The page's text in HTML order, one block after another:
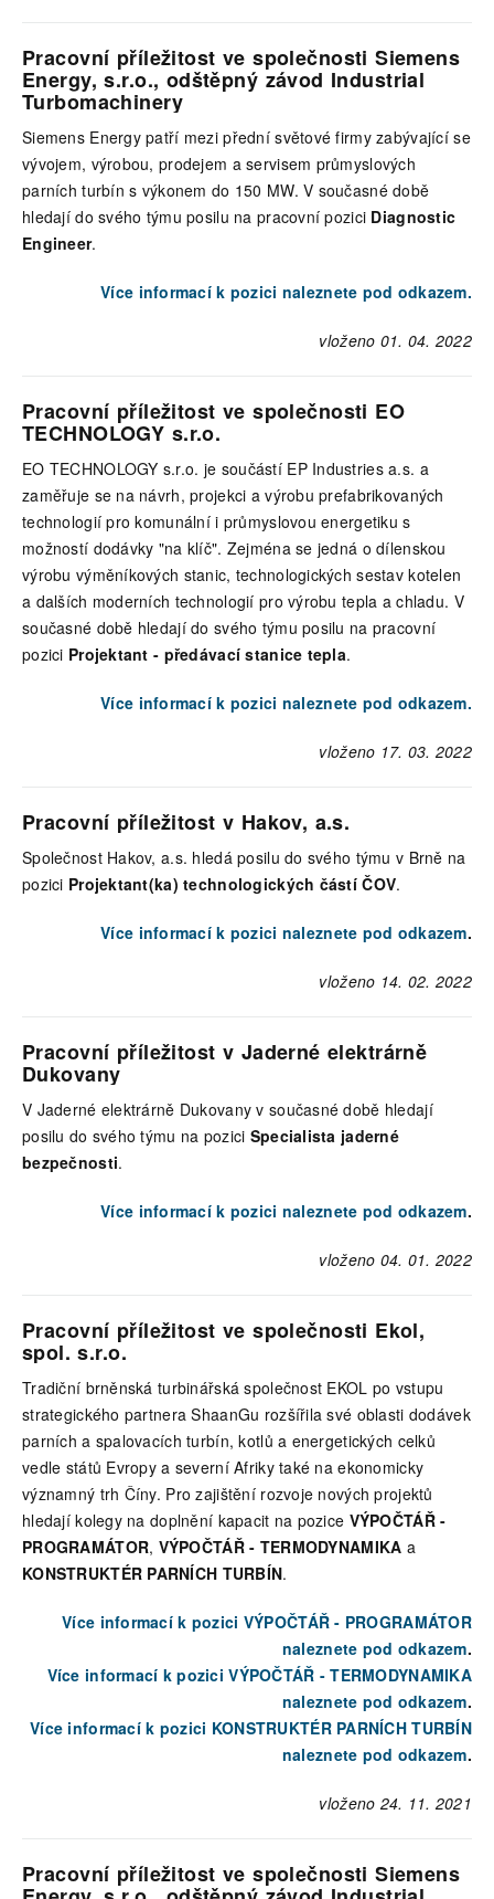
Pracovní příležitost ve společnosti Siemens
Energy, s.r.o., odštěpný závod Industrial
Turbomachinery
Siemens Energy patří mezi přední světové firmy zabývající se
vývojem, výrobou, prodejem a servisem průmyslových
parních turbín s výkonem do 150 MW. V současné době
hledají do svého týmu posilu na pracovní pozici Diagnostic
Engineer.
Více informací k pozici naleznete pod odkazem.
vloženo 01. 04. 2022
Pracovní příležitost ve společnosti EO
TECHNOLOGY s.r.o.
EO TECHNOLOGY s.r.o. je součástí EP Industries a.s. a
zaměřuje se na návrh, projekci a výrobu prefabrikovaných
technologií pro komunální i průmyslovou energetiku s
možností dodávky "na klíč". Zejména se jedná o dílenskou
výrobu výměníkových stanic, technologických sestav kotelen
a dalších moderních technologií pro výrobu tepla a chladu. V
současné době hledají do svého týmu posilu na pracovní
pozici Projektant - předávací stanice tepla.
Více informací k pozici naleznete pod odkazem.
vloženo 17. 03. 2022
Pracovní příležitost v Hakov, a.s.
Společnost Hakov, a.s. hledá posilu do svého týmu v Brně na
pozici Projektant(ka) technologických částí ČOV.
Více informací k pozici naleznete pod odkazem.
vloženo 14. 02. 2022
Pracovní příležitost v Jaderné elektrárně
Dukovany
V Jaderné elektrárně Dukovany v současné době hledají
posilu do svého týmu na pozici Specialista jaderné
bezpečnosti.
Více informací k pozici naleznete pod odkazem.
vloženo 04. 01. 2022
Pracovní příležitost ve společnosti Ekol,
spol. s.r.o.
Tradiční brněnská turbinářská společnost EKOL po vstupu
strategického partnera ShaanGu rozšířila své oblasti dodávek
parních a spalovacích turbín, kotlů a energetických celků
vedle států Evropy a severní Afriky také na ekonomicky
významný trh Číny. Pro zajištění rozvoje nových projektů
hledají kolegy na doplnění kapacit na pozice VÝPOČTÁŘ -
PROGRAMÁTOR, VÝPOČTÁŘ - TERMODYNAMIKA a
KONSTRUKTÉR PARNÍCH TURBÍN.
Více informací k pozici VÝPOČTÁŘ - PROGRAMÁTOR
naleznete pod odkazem.
Více informací k pozici VÝPOČTÁŘ - TERMODYNAMIKA
naleznete pod odkazem.
Více informací k pozici KONSTRUKTÉR PARNÍCH TURBÍN
naleznete pod odkazem.
vloženo 24. 11. 2021
Pracovní příležitost ve společnosti Siemens